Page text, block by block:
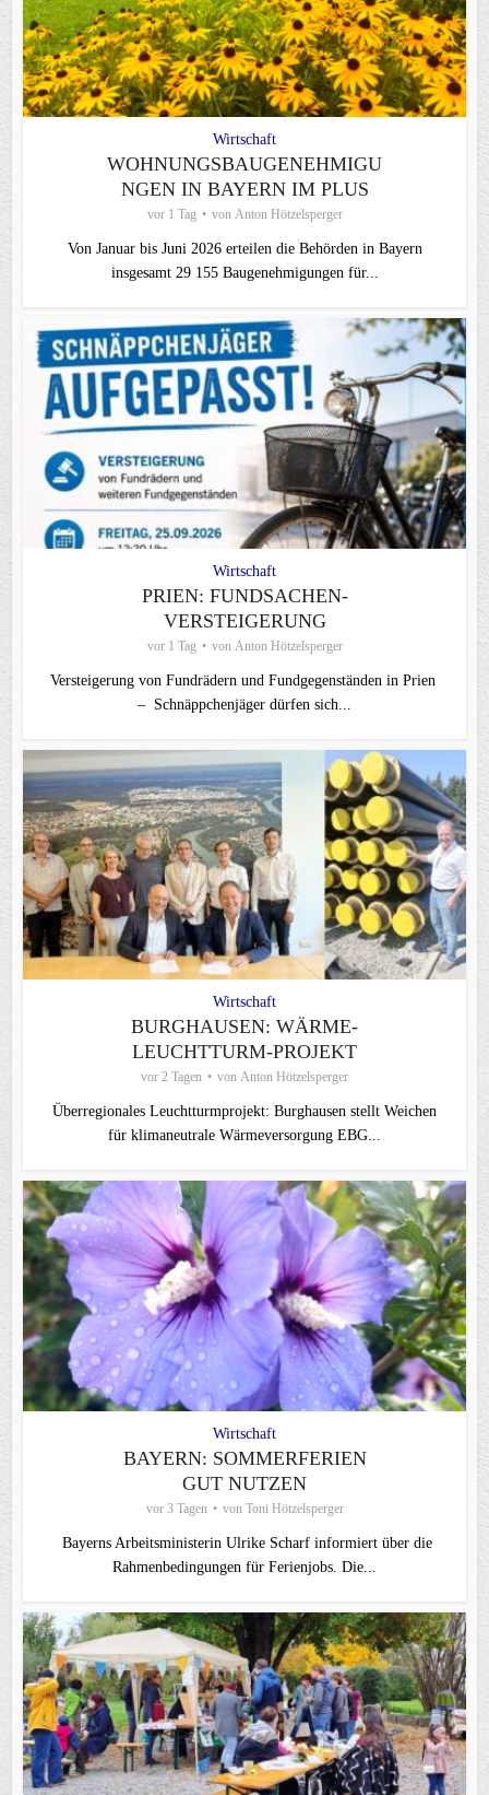
Wirtschaft
WOHNUNGSBAUGENEHMIGU
NGEN IN BAYERN IM PLUS
vor 1 Tag von Anton Hötzelsperger
Von Januar bis Juni 2026 erteilen die Behörden in Bayern
insgesamt 29 155 Baugenehmigungen für...
Wirtschaft
PRIEN: FUNDSACHEN-
VERSTEIGERUNG
vor 1 Tag von Anton Hötzelsperger
Versteigerung von Fundrädern und Fundgegenständen in Prien
– Schnäppchenjäger dürfen sich...
Wirtschaft
BURGHAUSEN: WÄRME-
LEUCHTTURM-PROJEKT
vor 2 Tagen von Anton Hötzelsperger
Überregionales Leuchtturmprojekt: Burghausen stellt Weichen
für klimaneutrale Wärmeversorgung EBG...
Wirtschaft
BAYERN: SOMMERFERIEN
GUT NUTZEN
vor 3 Tagen von Toni Hötzelsperger
Bayerns Arbeitsministerin Ulrike Scharf informiert über die
Rahmenbedingungen für Ferienjobs. Die...